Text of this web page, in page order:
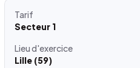
Tarif
Secteur 1
Lieud'exercice
Lille (59)